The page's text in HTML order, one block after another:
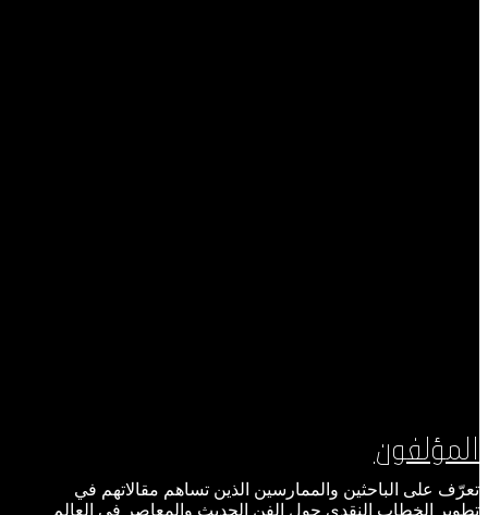
المؤلفون
تعرّف على الباحثين والممارسين الذين تساهم مقالاتهم في
تطوير الخطاب النقدي حول الفن الحديث والمعاصر في العالم